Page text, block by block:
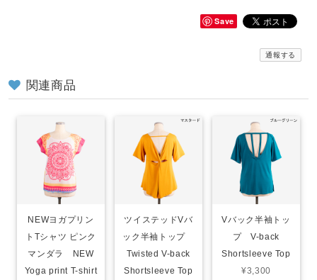
Save
通報する
関連商品
NEWヨガプリン
トTシャツ ピンク
マンダラ NEW
Yoga print T-shirt
ツイステッドVバ
ック半袖トップ
Twisted V-back
Shortsleeve Top
Vバック半袖トッ
プ V-back
Shortsleeve Top
¥3,300